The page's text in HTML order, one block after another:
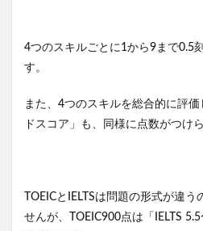
4つのスキルごとに1から9まで0.5
す。
また、4つのスキルを総合的に評
ドスコア」も、同様に点数がつけ
TOEICとIELTSは問題の形式が違
せんが、TOEIC900点は「IELTS